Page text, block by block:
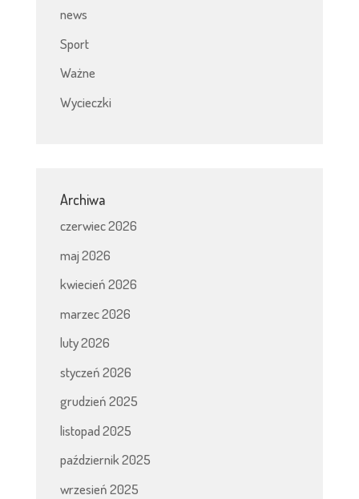
news
Sport
Ważne
Wycieczki
Archiwa
czerwiec 2026
maj 2026
kwiecień 2026
marzec 2026
luty 2026
styczeń 2026
grudzień 2025
listopad 2025
październik 2025
wrzesień 2025